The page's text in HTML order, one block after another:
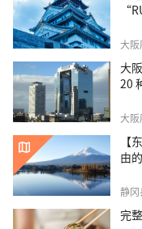
大阪
大
20
大阪
【
由
静冈
完